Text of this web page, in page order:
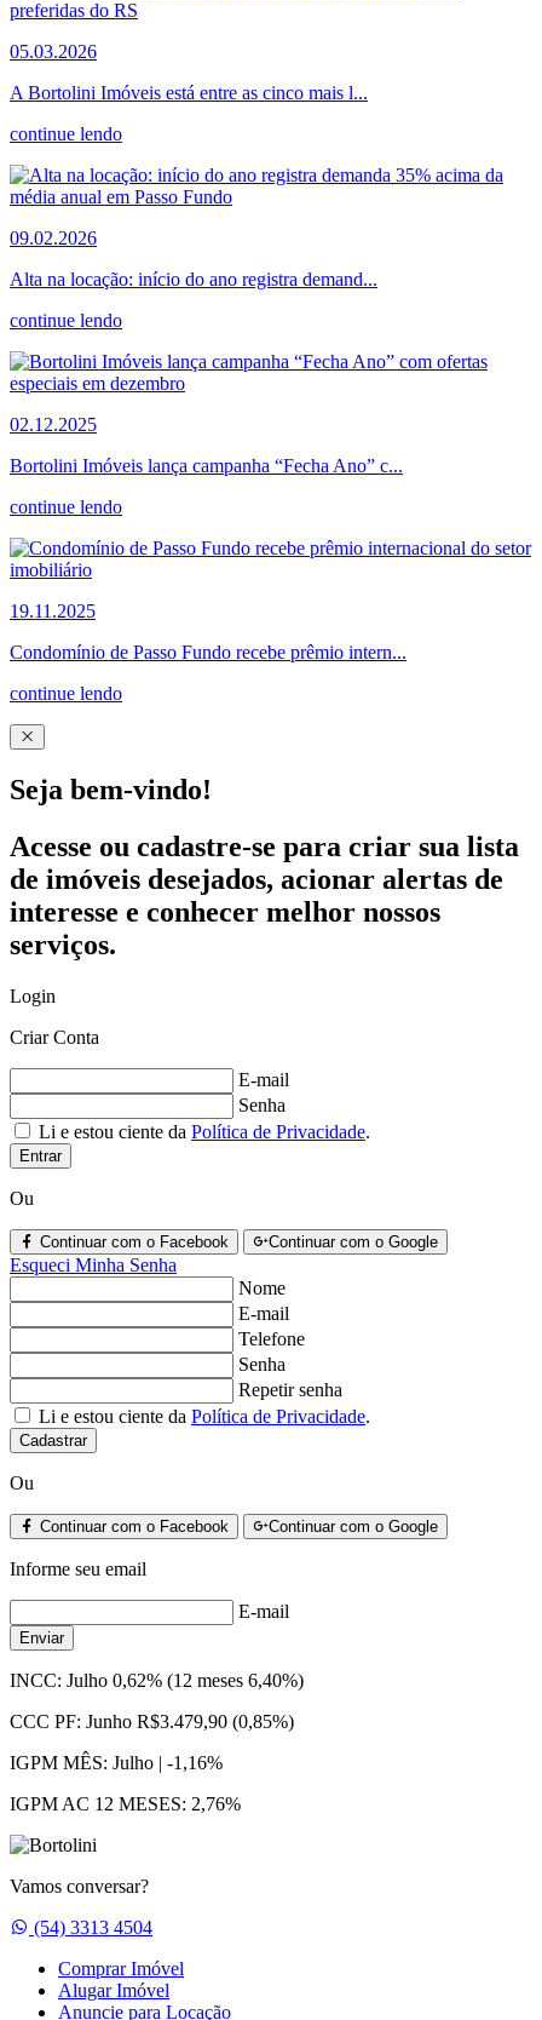
05.03.2026
A Bortolini Imóveis está entre as cinco mais l...
continue lendo
09.02.2026
Alta na locação: início do ano registra demand...
continue lendo
02.12.2025
Bortolini Imóveis lança campanha “Fecha Ano” c...
continue lendo
19.11.2025
Condomínio de Passo Fundo recebe prêmio intern...
continue lendo
Seja bem-vindo!
Acesse ou cadastre-se para criar sua lista
de imóveis desejados, acionar alertas de
interesse e conhecer melhor nossos
serviços.
Login
Criar Conta
E-mail
Senha
Li e estou ciente da Política de Privacidade.
Entrar
Ou
Continuar com o Facebook Continuar com o Google
Esqueci Minha Senha
Nome
E-mail
Telefone
Senha
Repetir senha
Li e estou ciente da Política de Privacidade.
Cadastrar
Ou
Continuar com o Facebook Continuar com o Google
Informe seu email
E-mail
Enviar
INCC: Julho 0,62% (12 meses 6,40%)
CCC PF: Junho R$3.479,90 (0,85%)
IGPM MÊS: Julho | -1,16%
IGPM AC 12 MESES: 2,76%
Vamos conversar?
Whatsapp
(54) 3313 4504
Comprar Imóvel
Alugar Imóvel
Anuncie para Locação